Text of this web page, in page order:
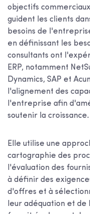
objectifs
guident les clients
besoins de
en définissant les
consultants ont
ERP, notamment
Dynamics, SAP et
l'alignement des
l'entreprise afin
soutenir la croissance.
Elle utilise une
cartographie des
l'évaluation des
à définir des
d'offres et à
leur adéquation et